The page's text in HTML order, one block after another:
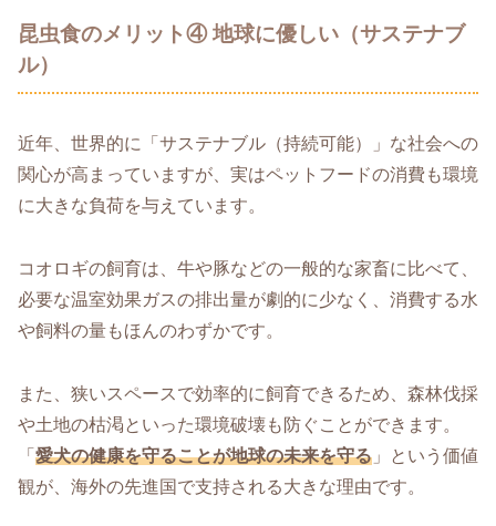
昆虫食のメリット④ 地球に優しい（サステナブ
ル）
近年、世界的に「サステナブル（持続可能）」な社会への
関心が高まっていますが、実はペットフードの消費も環境
に大きな負荷を与えています。
コオロギの飼育は、牛や豚などの一般的な家畜に比べて、
必要な温室効果ガスの排出量が劇的に少なく、消費する水
や飼料の量もほんのわずかです。
また、狭いスペースで効率的に飼育できるため、森林伐採
や土地の枯渇といった環境破壊も防ぐことができます。
「 愛犬の健康を守ることが地球の未来を守る 」という価値
観が、海外の先進国で支持される大きな理由です。